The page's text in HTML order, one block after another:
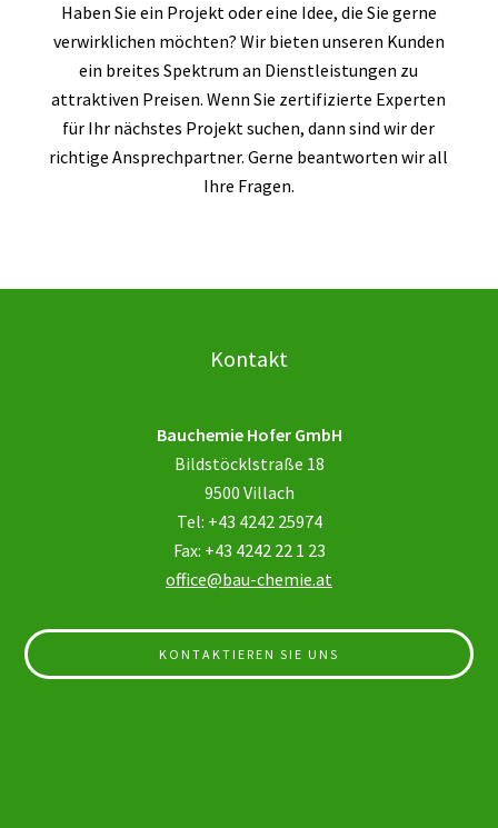
Haben Sie ein Projekt oder eine Idee, die Sie gerne
verwirklichen möchten? Wir bieten unseren Kunden
ein breites Spektrum an Dienstleistungen zu
attraktiven Preisen. Wenn Sie zertifizierte Experten
für Ihr nächstes Projekt suchen, dann sind wir der
richtige Ansprechpartner. Gerne beantworten wir all
Ihre Fragen.
Kontakt
Bauchemie Hofer GmbH
Bildstöcklstraße 18
9500 Villach
Tel: +43 4242 25974
Fax: +43 4242 22 1 23
office@bau-chemie.at